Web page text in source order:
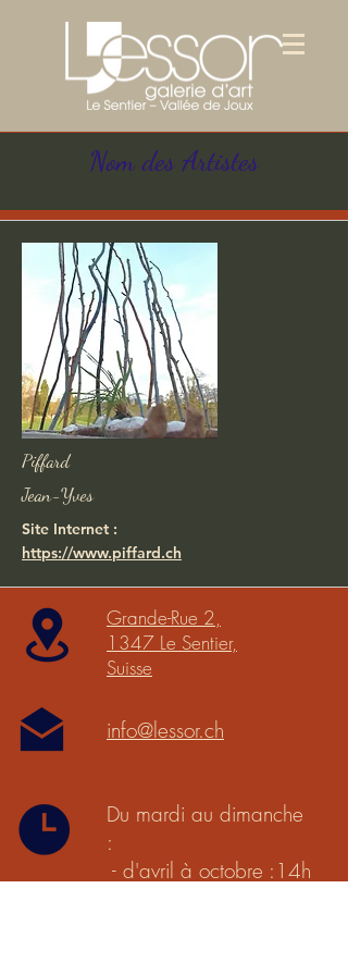
Nom des Artistes
Piffard
Jean-Yves
Site Internet :
https://www.piffard.ch
Grande-Rue 2,
1347 Le Sentier,
Suisse
info@lessor.ch
Du mardi au dimanche
:
- d'avril à octobre :14h